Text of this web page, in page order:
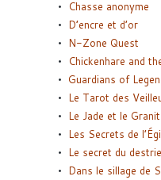
Chasse anonyme
D’encre et d’or
N-Zone Quest
Chickenhare and
Guardians of
Le Tarot des
Le Jade et le Granit
Les Secrets de
Le secret du
Dans le sillage de